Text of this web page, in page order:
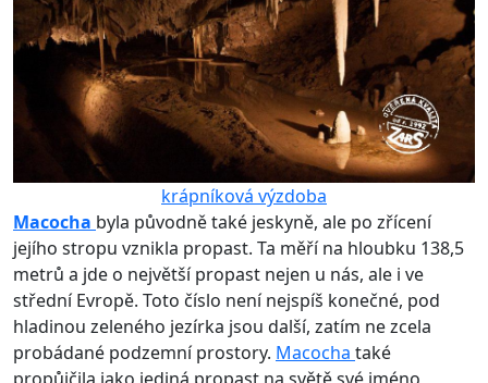
krápníková výzdoba
Macocha byla původně také jeskyně, ale po zřícení
jejího stropu vznikla propast. Ta měří na hloubku 138,5
metrů a jde o největší propast nejen u nás, ale i ve
střední Evropě. Toto číslo není nejspíš konečné, pod
hladinou zeleného jezírka jsou další, zatím ne zcela
probádané podzemní prostory. Macocha také